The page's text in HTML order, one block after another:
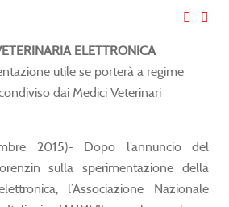
ELETTRONICA
utile se porterà a regime
dai Medici Veterinari
2015)- Dopo l’annuncio del
sulla sperimentazione della
l’Associazione Nazionale